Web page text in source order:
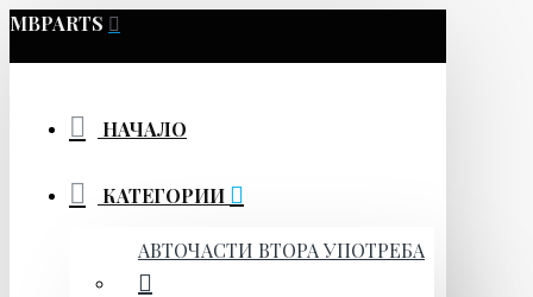
MBPARTS
НАЧАЛО
КАТЕГОРИИ
АВТОЧАСТИ ВТОРА УПОТРЕБА